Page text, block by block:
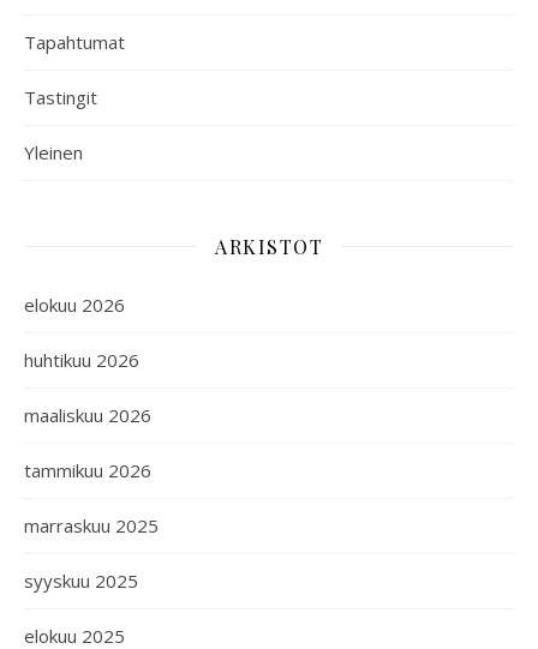
Tapahtumat
Tastingit
Yleinen
ARKISTOT
elokuu 2026
huhtikuu 2026
maaliskuu 2026
tammikuu 2026
marraskuu 2025
syyskuu 2025
elokuu 2025